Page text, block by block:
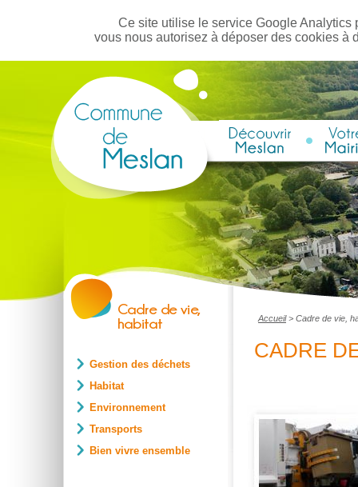
Ce site utilise le service Google
vous nous autorisez à déposer des cookies
Gestion des déchets
Habitat
Environnement
Transports
Bien vivre ensemble
Accueil> Cadre de vie,
CADRE